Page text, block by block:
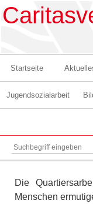
Startseite
Jugendsozialarbeit
Die
Menschen